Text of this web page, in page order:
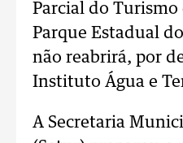
Parcial do Turismo
Parque Estadual
não reabrirá, por
Instituto Água e
A Secretaria